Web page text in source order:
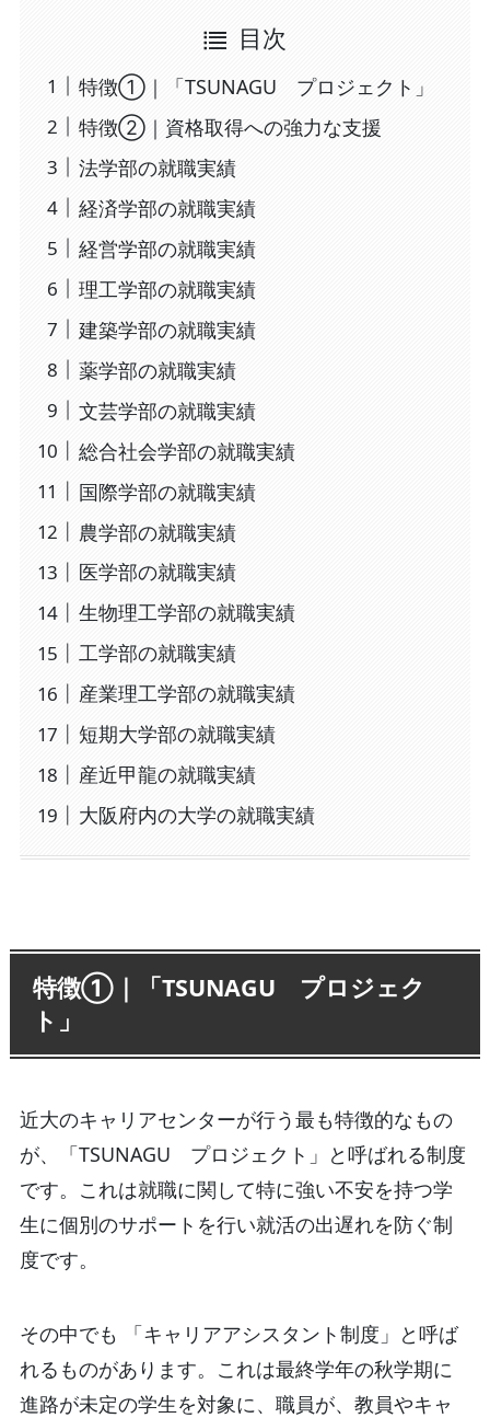
目次
特徴①｜「TSUNAGU プロジェクト」
特徴②｜資格取得への強力な支援
法学部の就職実績
経済学部の就職実績
経営学部の就職実績
理工学部の就職実績
建築学部の就職実績
薬学部の就職実績
文芸学部の就職実績
総合社会学部の就職実績
国際学部の就職実績
農学部の就職実績
医学部の就職実績
生物理工学部の就職実績
工学部の就職実績
産業理工学部の就職実績
短期大学部の就職実績
産近甲龍の就職実績
大阪府内の大学の就職実績
特徴①｜「TSUNAGU プロジェク
ト」
近大のキャリアセンターが行う最も特徴的なもの
が、「TSUNAGU プロジェクト」と呼ばれる制度
です。これは就職に関して特に強い不安を持つ学
生に個別のサポートを行い就活の出遅れを防ぐ制
度です。
その中でも 「キャリアアシスタント制度」と呼ば
れるものがあります。これは最終学年の秋学期に
進路が未定の学生を対象に、職員が、教員やキャ